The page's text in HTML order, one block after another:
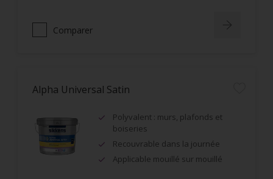
Comparer
Alpha Universal Satin
Polyvalent : murs, plafonds et
boiseries
Recouvrable dans la journée
Applicable mouillé sur mouillé